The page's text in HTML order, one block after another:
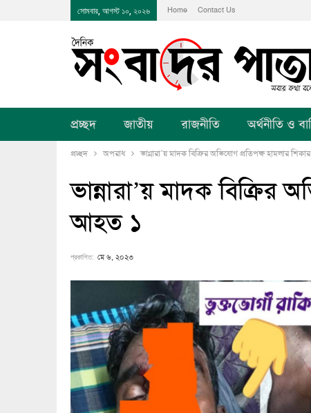
সোমবার, আগস্ট ১০, ২০২৬ Home Contact Us
প্রচ্ছদ জাতীয় রাজনীতি অর্থনীতি ও
প্রচ্ছদ অপরাধ ভান্নারা’য় মাদক বিক্রির অভিযোগ প্রতিপক্ষ হামলার
ভান্নারা’য় মাদক বিক্রির
আহত ১
প্রকাশিত: মে ৬, ২০২৩